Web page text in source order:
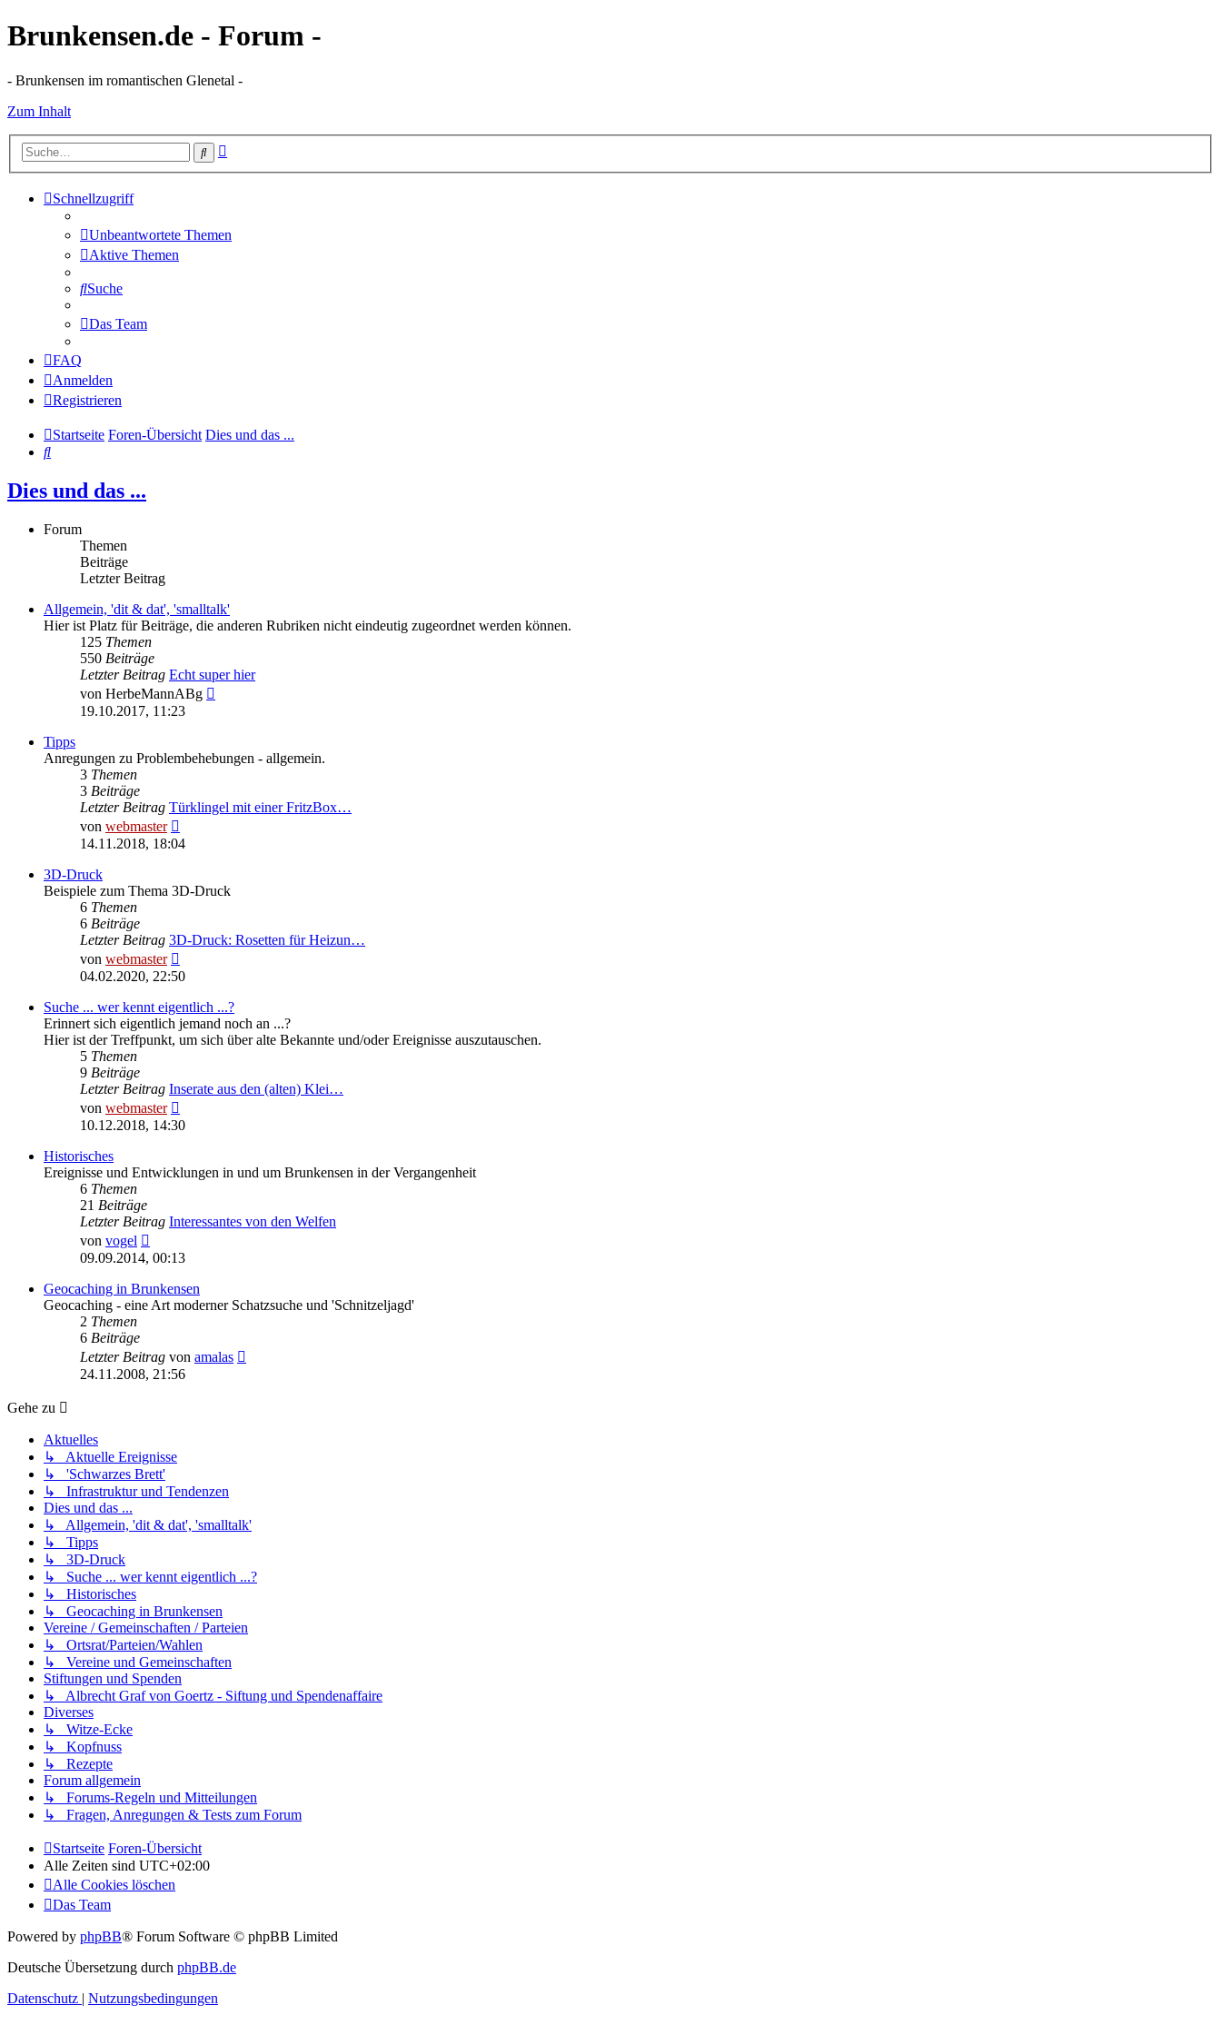
Brunkensen.de - Forum -
- Brunkensen im romantischen Glenetal -
Zum Inhalt
Suche
Schnellzugriff
Unbeantwortete Themen
Aktive Themen
Suche
Das Team
FAQ
Anmelden
Registrieren
Startseite Foren-Übersicht Dies und das ...
Suche
Dies und das ...
Forum
Themen
Beiträge
Letzter Beitrag
Allgemein, 'dit & dat', 'smalltalk'
Hier ist Platz für Beiträge, die anderen Rubriken nicht eindeutig zugeordnet werden können.
125 Themen
550 Beiträge
Letzter Beitrag Echt super hier
von HerbeMannABg
19.10.2017, 11:23
Tipps
Anregungen zu Problembehebungen - allgemein.
3 Themen
3 Beiträge
Letzter Beitrag Türklingel mit einer FritzBox…
von webmaster
Beitrag
14.11.2018, 18:04
3D-Druck
Beispiele zum Thema 3D-Druck
6 Themen
6 Beiträge
Letzter Beitrag 3D-Druck: Rosetten für Heizun…
von webmaster
Beitrag
04.02.2020, 22:50
Suche ... wer kennt eigentlich ...?
Erinnert sich eigentlich jemand noch an ...?
Hier ist der Treffpunkt, um sich über alte Bekannte und/oder Ereignisse auszutauschen.
5 Themen
9 Beiträge
Letzter Beitrag Inserate aus den (alten) Klei…
von webmaster
Beitrag
10.12.2018, 14:30
Historisches
Ereignisse und Entwicklungen in und um Brunkensen in der Vergangenheit
6 Themen
21 Beiträge
Letzter Beitrag Interessantes von den Welfen
von vogel
Beitrag
09.09.2014, 00:13
Geocaching in Brunkensen
Geocaching - eine Art moderner Schatzsuche und 'Schnitzeljagd'
2 Themen
6 Beiträge
Letzter Beitrag von amalas
24.11.2008, 21:56
Gehe zu
Aktuelles
↳ Aktuelle Ereignisse
↳ 'Schwarzes Brett'
↳ Infrastruktur und Tendenzen
Dies und das ...
↳ Allgemein, 'dit & dat', 'smalltalk'
↳ Tipps
↳ 3D-Druck
↳ Suche ... wer kennt eigentlich ...?
↳ Historisches
↳ Geocaching in Brunkensen
Vereine / Gemeinschaften / Parteien
↳ Ortsrat/Parteien/Wahlen
↳ Vereine und Gemeinschaften
Stiftungen und Spenden
↳ Albrecht Graf von Goertz - Siftung und Spendenaffaire
Diverses
↳ Witze-Ecke
↳ Kopfnuss
↳ Rezepte
Forum allgemein
↳ Forums-Regeln und Mitteilungen
↳ Fragen, Anregungen & Tests zum Forum
Startseite Foren-Übersicht
Alle Zeiten sind UTC+02:00
Alle Cookies löschen
Das Team
Powered by phpBB® Forum Software © phpBB Limited
Deutsche Übersetzung durch phpBB.de
Datenschutz | Nutzungsbedingungen